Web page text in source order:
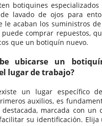
botiquines
lavado de ojos para
le acaban los suministros
comprar repuestos,
que un botiquín nuevo.
ubicarse un
lugar de trabajo?
un lugar específico
auxilios, es
marcada con un
su identificación.